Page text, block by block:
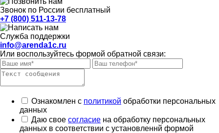
Звонок по России бесплатный
+7 (800) 511-13-78
Служба поддержки
info@arenda1c.ru
Или воспользуйтесь формой обратной связи:
Ознакомлен с политикой обработки персональных
данных
Даю свое согласие на обработку персональных
данных в соответствии с установленнй формой